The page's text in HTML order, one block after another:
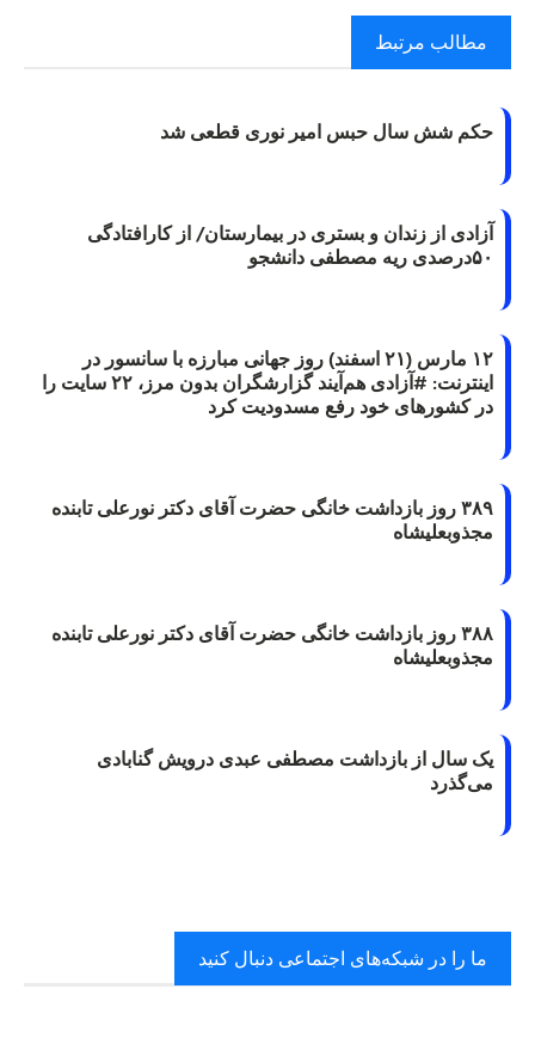
مطالب مرتبط
حکم شش سال حبس امیر نوری قطعی شد
آزادی از زندان و بستری در بیمارستان/ از کارافتادگی
۵۰درصدی ریه مصطفی دانشجو
۱۲ مارس (۲۱ اسفند) روز جهانی مبارزه با سانسور در
اینترنت: #آزادی هم‌آیند گزارشگران‌ بدون مرز، ۲۲ سایت را
در کشورهای خود رفع مسدودیت کرد
۳۸۹ روز بازداشت خانگی حضرت آقای دکتر نورعلی تابنده
مجذوبعلیشاه
۳۸۸ روز بازداشت خانگی حضرت آقای دکتر نورعلی تابنده
مجذوبعلیشاه
یک سال از بازداشت مصطفی عبدی درویش گنابادی
می‌گذرد
ما را در شبکه‌های اجتماعی دنبال کنید